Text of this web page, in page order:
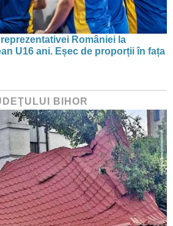
României la
U16 ani. Eșec de proporții în fața
BIHOR